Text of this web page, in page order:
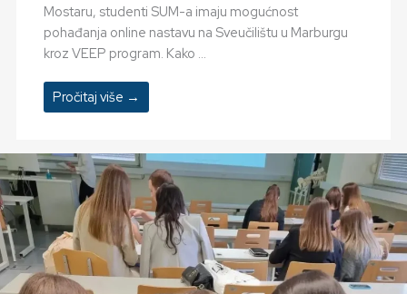
Mostaru, studenti SUM-a imaju mogućnost
pohađanja online nastavu na Sveučilištu u Marburgu
kroz VEEP program. Kako ...
Pročitaj više →